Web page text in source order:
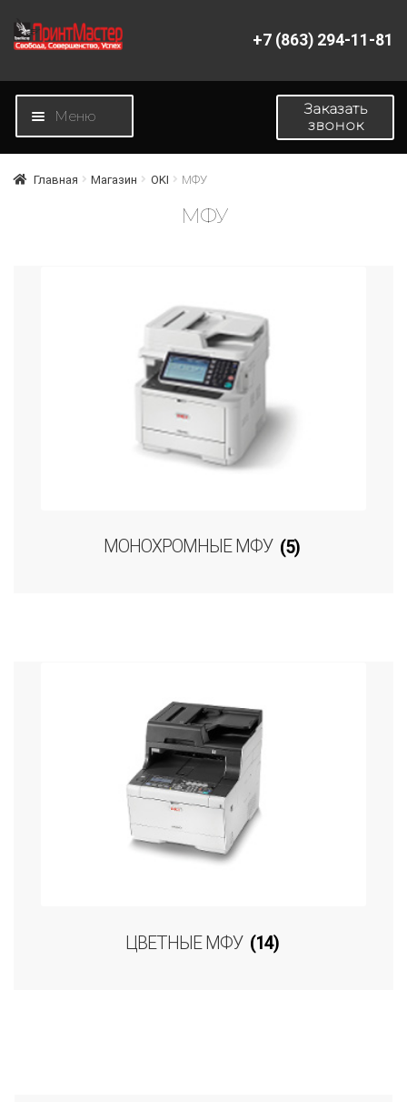
+7 (863) 294-11-81
Перейти
навигации
Перейти
содержимому
Меню
Заказать
звонок
Главная Магазин OKI МФУ
МФУ
МОНОХРОМНЫЕ МФУ (5)
ЦВЕТНЫЕ МФУ (14)